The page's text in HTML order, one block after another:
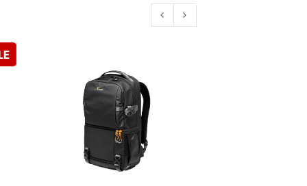
eröffnen und akzeptiere die